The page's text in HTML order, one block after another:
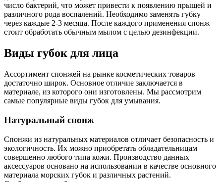
число бактерий, что может привести к появлению прыщей и
различного рода воспалений. Необходимо заменять губку
через каждые 2-3 месяца. После каждого применения спонж
стоит обработать обычным мылом с целью дезинфекции.
Виды губок для лица
Ассортимент спонжей на рынке косметических товаров
достаточно широк. Основное отличие заключается в
материале, из которого они изготовлены. Мы рассмотрим
самые популярные виды губок для умывания.
Натуральный спонж
Спонжи из натуральных материалов отличает безопасность и
экологичность. Их можно приобретать обладательницам
совершенно любого типа кожи. Производство данных
аксессуаров основано на использовании в качестве основного
материала морских губок и различных растений.